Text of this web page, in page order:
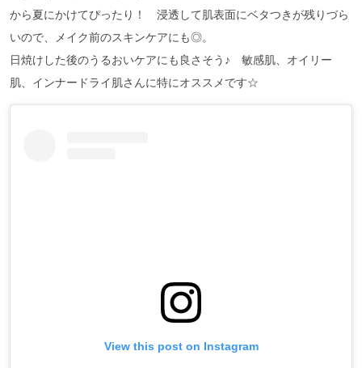
から夏にかけてぴったり！⁡ 浸透して肌表面にベタつきが残りづら
いので、メイク前のスキンケアにも◎。
日焼けした後のうるおいケアにも良さそう♪ 敏感肌、オイリー
肌、インナードライ肌さんに特にオススメです☆
View this post on Instagram